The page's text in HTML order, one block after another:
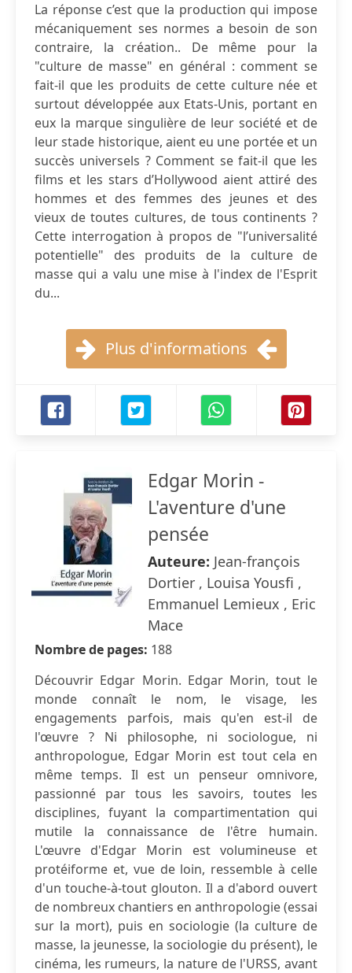
La réponse c’est que la production qui impose
mécaniquement ses normes a besoin de son
contraire, la création.. De même pour la
"culture de masse" en général : comment se
fait-il que les produits de cette culture née et
surtout développée aux Etats-Unis, portant en
eux la marque singulière de leur société et de
leur stade historique, aient eu une portée et un
succès universels ? Comment se fait-il que les
films et les stars d’Hollywood aient attiré des
hommes et des femmes des jeunes et des
vieux de toutes cultures, de tous continents ?
Cette interrogation à propos de "l’universalité
potentielle" des produits de la culture de
masse qui a valu une mise à l'index de l'Esprit
du...
Plus d'informations
Edgar Morin -
L'aventure d'une
pensée
Auteure: Jean-françois
Dortier , Louisa Yousfi ,
Emmanuel Lemieux , Eric
Mace
Nombre de pages: 188
Découvrir Edgar Morin. Edgar Morin, tout le
monde connaît le nom, le visage, les
engagements parfois, mais qu'en est-il de
l'œuvre ? Ni philosophe, ni sociologue, ni
anthropologue, Edgar Morin est tout cela en
même temps. Il est un penseur omnivore,
passionné par tous les savoirs, toutes les
disciplines, fuyant la compartimentation qui
mutile la connaissance de l'être humain.
L'œuvre d'Edgar Morin est volumineuse et
protéiforme et, vue de loin, ressemble à celle
d'un touche-à-tout glouton. Il a d'abord ouvert
de nombreux chantiers en anthropologie (essai
sur la mort), puis en sociologie (la culture de
masse, la jeunesse, la sociologie du présent), le
cinéma, les rumeurs, la nature de l'URSS, avant